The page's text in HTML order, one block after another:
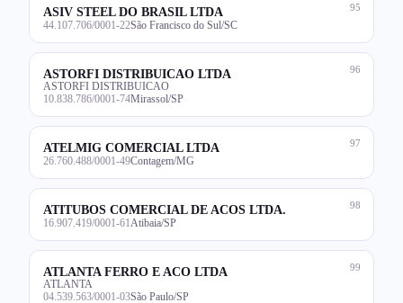
95
ASIV STEEL DO BRASIL LTDA
44.107.706/0001-22São Francisco do Sul/SC
96
ASTORFI DISTRIBUICAO LTDA
ASTORFI DISTRIBUICAO
10.838.786/0001-74Mirassol/SP
97
ATELMIG COMERCIAL LTDA
26.760.488/0001-49Contagem/MG
98
ATITUBOS COMERCIAL DE ACOS LTDA.
16.907.419/0001-61 Atibaia/SP
99
ATLANTA FERRO E ACO LTDA
ATLANTA
04.539.563/0001-03São Paulo/SP